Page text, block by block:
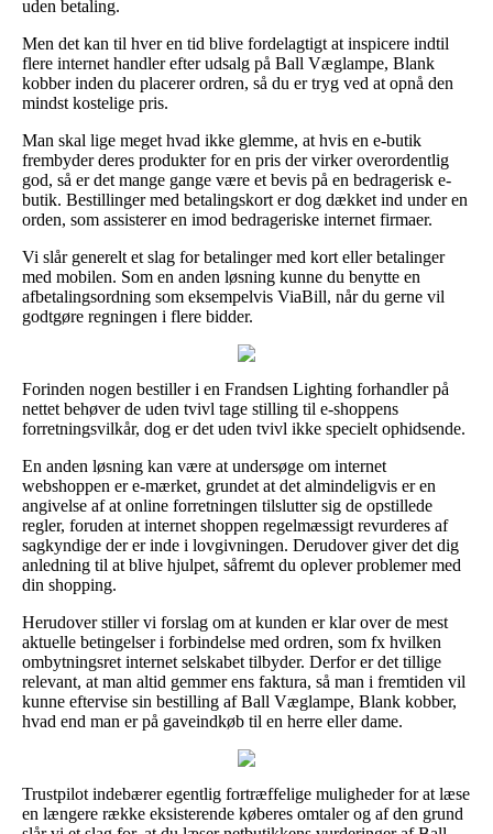
uden betaling.
Men det kan til hver en tid blive fordelagtigt at inspicere indtil
flere internet handler efter udsalg på Ball Væglampe, Blank
kobber inden du placerer ordren, så du er tryg ved at opnå den
mindst kostelige pris.
Man skal lige meget hvad ikke glemme, at hvis en e-butik
frembyder deres produkter for en pris der virker overordentlig
god, så er det mange gange være et bevis på en bedragerisk e-
butik. Bestillinger med betalingskort er dog dækket ind under en
orden, som assisterer en imod bedrageriske internet firmaer.
Vi slår generelt et slag for betalinger med kort eller betalinger
med mobilen. Som en anden løsning kunne du benytte en
afbetalingsordning som eksempelvis ViaBill, når du gerne vil
godtgøre regningen i flere bidder.
Forinden nogen bestiller i en Frandsen Lighting forhandler på
nettet behøver de uden tvivl tage stilling til e-shoppens
forretningsvilkår, dog er det uden tvivl ikke specielt ophidsende.
En anden løsning kan være at undersøge om internet
webshoppen er e-mærket, grundet at det almindeligvis er en
angivelse af at online forretningen tilslutter sig de opstillede
regler, foruden at internet shoppen regelmæssigt revurderes af
sagkyndige der er inde i lovgivningen. Derudover giver det dig
anledning til at blive hjulpet, såfremt du oplever problemer med
din shopping.
Herudover stiller vi forslag om at kunden er klar over de mest
aktuelle betingelser i forbindelse med ordren, som fx hvilken
ombytningsret internet selskabet tilbyder. Derfor er det tillige
relevant, at man altid gemmer ens faktura, så man i fremtiden vil
kunne eftervise sin bestilling af Ball Væglampe, Blank kobber,
hvad end man er på gaveindkøb til en herre eller dame.
Trustpilot indebærer egentlig fortræffelige muligheder for at læse
en længere række eksisterende køberes omtaler og af den grund